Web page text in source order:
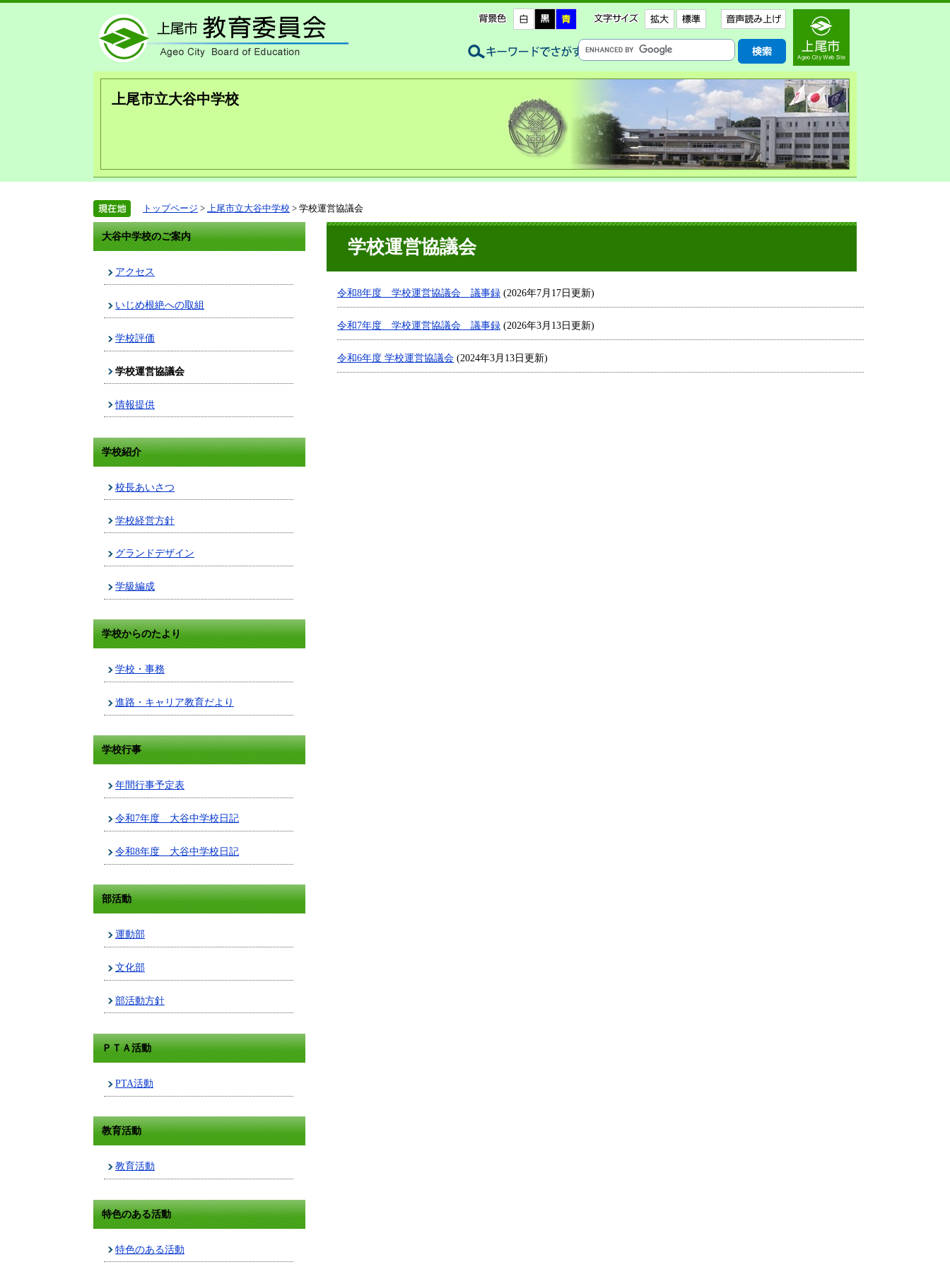
上尾市立大谷中学校
トップページ > 上尾市立大谷中学校 > 学校運営協議会
大谷中学校のご案内
アクセス
いじめ根絶への取組
学校評価
学校運営協議会
情報提供
学校紹介
校長あいさつ
学校経営方針
グランドデザイン
学級編成
学校からのたより
学校・事務
進路・キャリア教育だより
学校行事
年間行事予定表
令和7年度 大谷中学校日記
令和8年度 大谷中学校日記
部活動
運動部
文化部
部活動方針
ＰＴＡ活動
PTA活動
教育活動
教育活動
特色のある活動
特色のある活動
学校運営協議会
令和8年度 学校運営協議会 議事録 (2026年7月17日更新)
令和7年度 学校運営協議会 議事録 (2026年3月13日更新)
令和6年度 学校運営協議会 (2024年3月13日更新)